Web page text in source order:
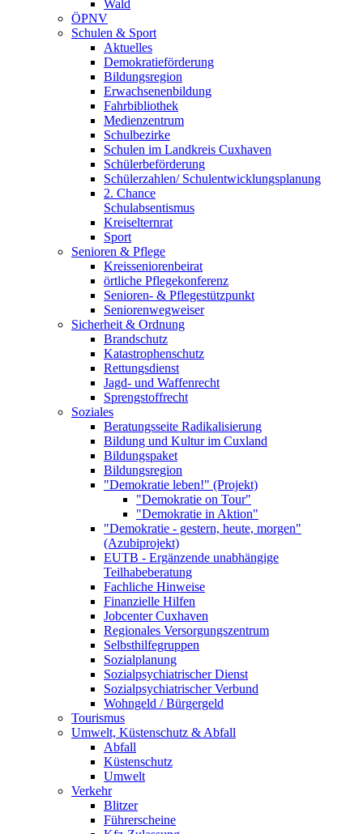
Wald
ÖPNV
Schulen & Sport
Aktuelles
Demokratieförderung
Bildungsregion
Erwachsenenbildung
Fahrbibliothek
Medienzentrum
Schulbezirke
Schulen im Landkreis Cuxhaven
Schülerbeförderung
Schülerzahlen/ Schulentwicklungsplanung
2. Chance
Schulabsentismus
Kreiselternrat
Sport
Senioren & Pflege
Kreisseniorenbeirat
örtliche Pflegekonferenz
Senioren- & Pflegestützpunkt
Seniorenwegweiser
Sicherheit & Ordnung
Brandschutz
Katastrophenschutz
Rettungsdienst
Jagd- und Waffenrecht
Sprengstoffrecht
Soziales
Beratungsseite Radikalisierung
Bildung und Kultur im Cuxland
Bildungspaket
Bildungsregion
"Demokratie leben!" (Projekt)
"Demokratie on Tour"
"Demokratie in Aktion"
"Demokratie - gestern, heute, morgen"
(Azubiprojekt)
EUTB - Ergänzende unabhängige
Teilhabeberatung
Fachliche Hinweise
Finanzielle Hilfen
Jobcenter Cuxhaven
Regionales Versorgungszentrum
Selbsthilfegruppen
Sozialplanung
Sozialpsychiatrischer Dienst
Sozialpsychiatrischer Verbund
Wohngeld / Bürgergeld
Tourismus
Umwelt, Küstenschutz & Abfall
Abfall
Küstenschutz
Umwelt
Verkehr
Blitzer
Führerscheine